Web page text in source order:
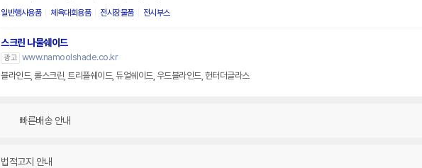
일반행사용품 체육대회용품 전시장물품 전시부스
스크린 나물쉐이드
광고 www.namoolshade.co.kr
블라인드, 롤스크린, 트리플쉐이드, 듀얼쉐이드, 우드블라인드, 헌터더글라스
빠른배송 안내
법적고지 안내